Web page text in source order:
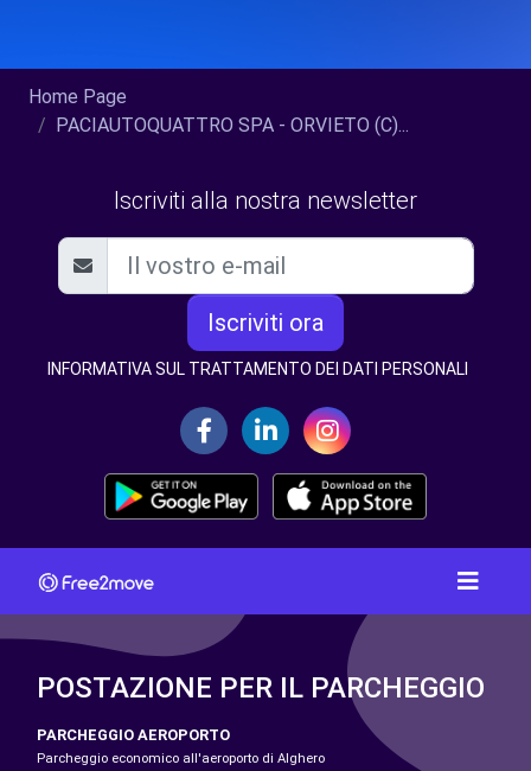
Home Page
PACIAUTOQUATTRO SPA - ORVIETO (C)...
Iscriviti alla nostra newsletter
Iscriviti ora
INFORMATIVA SUL TRATTAMENTO DEI DATI PERSONALI
POSTAZIONE PER IL PARCHEGGIO
PARCHEGGIO AEROPORTO
Parcheggio economico all'aeroporto di Alghero